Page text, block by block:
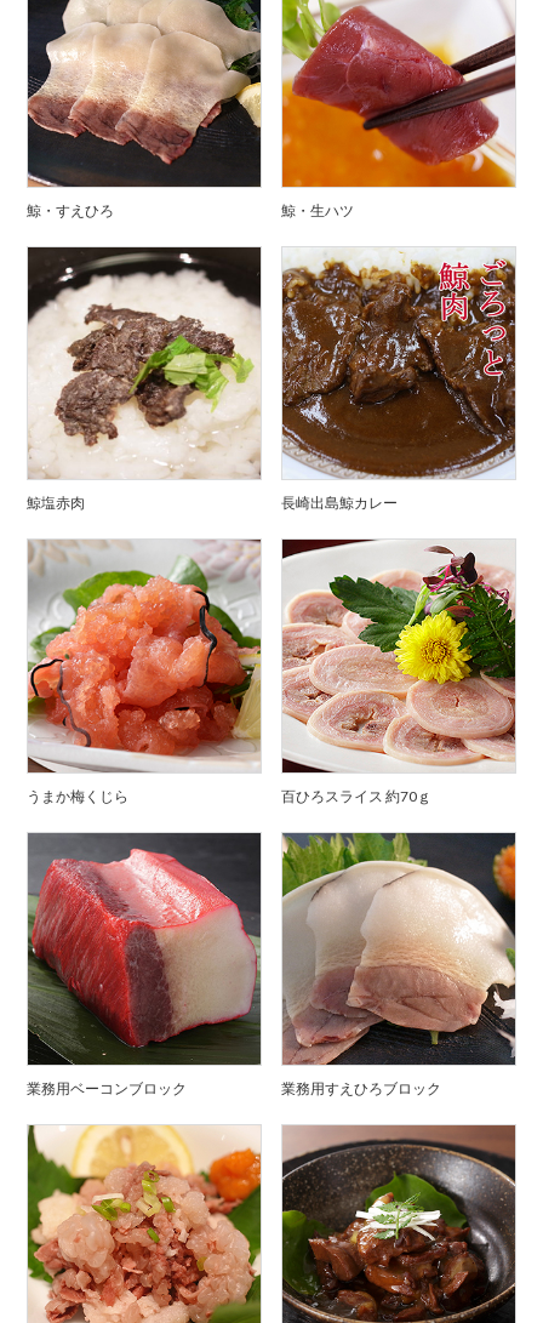
鯨・すえひろ 鯨・生ハツ
鯨塩赤肉 長崎出島鯨カレー
うまか梅くじら 百ひろスライス 約70ｇ
業務用ベーコンブロック 業務用すえひろブロック